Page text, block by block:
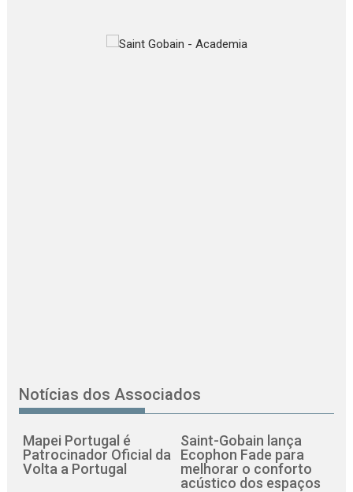
Notícias dos Associados
Mapei Portugal é
Patrocinador Oficial da
Volta a Portugal
Saint-Gobain lança
Ecophon Fade para
melhorar o conforto
acústico dos espaços